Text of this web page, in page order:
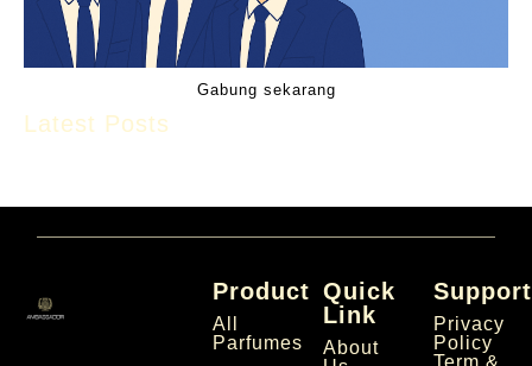
Gabung sekarang
Latest Posts
Product
All
Parfumes
Quick
Link
About
Support
Privacy
Policy